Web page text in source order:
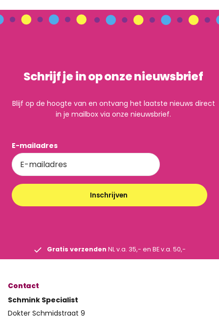
Schrijf je in op onze nieuwsbrief
Blijf op de hoogte van en ontvang het laatste nieuws direct
in je mailbox via onze nieuwsbrief.
E-mailadres
Inschrijven
Gratis verzenden NL v.a. 35,- en BE v.a. 50,-
Contact
Schmink Specialist
Dokter Schmidstraat 9